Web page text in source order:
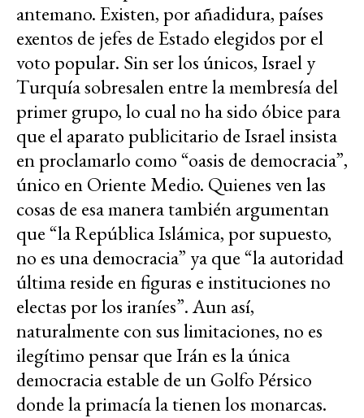
antemano. Existen, por añadidura, países
exentos de jefes de Estado elegidos por el
voto popular. Sin ser los únicos, Israel y
Turquía sobresalen entre la membresía del
primer grupo, lo cual no ha sido óbice para
que el aparato publicitario de Israel insista
en proclamarlo como “oasis de democracia”,
único en Oriente Medio. Quienes ven las
cosas de esa manera también argumentan
que “la República Islámica, por supuesto,
no es una democracia” ya que “la autoridad
última reside en figuras e instituciones no
electas por los iraníes”. Aun así,
naturalmente con sus limitaciones, no es
ilegítimo pensar que Irán es la única
democracia estable de un Golfo Pérsico
donde la primacía la tienen los monarcas.